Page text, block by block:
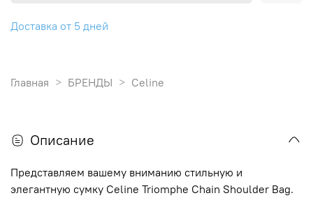
Доставка от 5 дней
Главная БРЕНДЫ Celine
Описание
Представляем вашему вниманию стильную и
элегантную сумку Celine Triomphe Chain Shoulder Bag.